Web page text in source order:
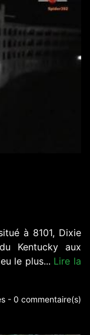
à 8101, Dixie
Kentucky aux
le plus... Lire la
- 0 commentaire(s)